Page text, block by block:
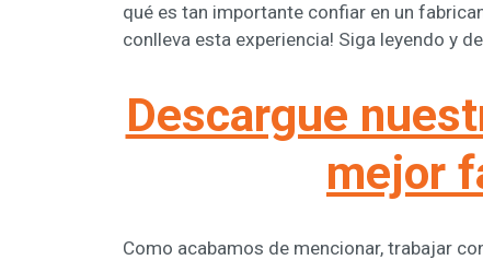
qué es tan importante confiar en un
conlleva esta experiencia! Siga leyendo y
Descargue
mejor
Como acabamos de mencionar, trabajar